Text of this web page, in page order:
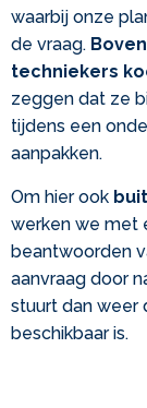
waarbij onze
de vraag.
techniekers
zeggen dat ze
tijdens een
aanpakken.
Om hier ook
werken we met
beantwoorden
aanvraag door
stuurt dan weer
beschikbaar is.